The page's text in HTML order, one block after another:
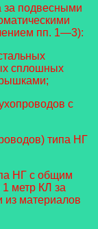
за подвесными
пп. 1—3):
сплошных
с
типа НГ
НГ с общим
метр КЛ за
материалов